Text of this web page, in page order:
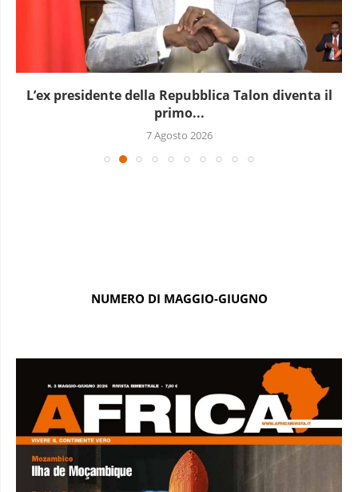
L’ex presidente della Repubblica Talon diventa il
primo...
7 Agosto 2026
NUMERO DI MAGGIO-GIUGNO